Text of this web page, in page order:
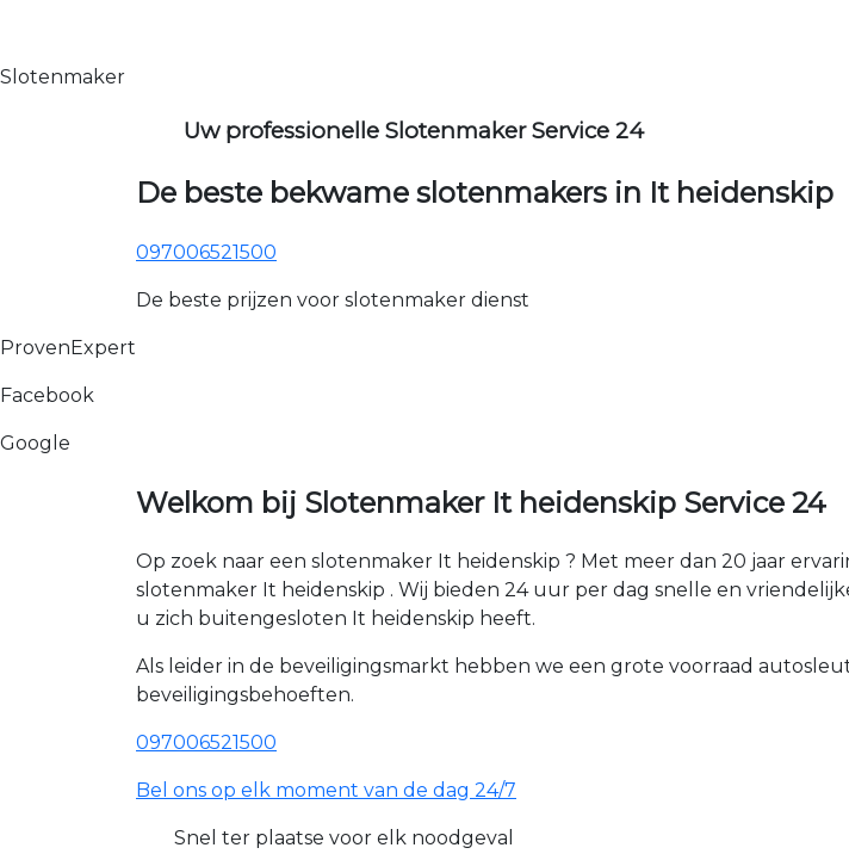
Slotenmaker
Uw professionelle Slotenmaker Service 24
De beste bekwame slotenmakers in It heidenskip
097006521500
De beste prijzen voor slotenmaker dienst
ProvenExpert
Facebook
Google
Welkom bij Slotenmaker It heidenskip Service 24
Op zoek naar een slotenmaker It heidenskip ? Met meer dan 20 jaar
slotenmaker It heidenskip . Wij bieden 24 uur per dag snelle en
u zich buitengesloten It heidenskip heeft.
Als leider in de beveiligingsmarkt hebben we een grote voorraad
beveiligingsbehoeften.
097006521500
Bel ons op elk moment van de dag 24/7
Snel ter plaatse voor elk noodgeval